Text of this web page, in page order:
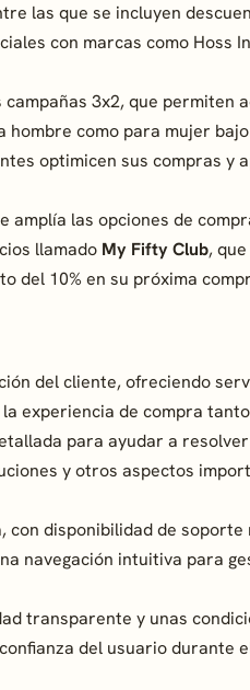
las que se incluyen
con marcas como Hoss
3x2, que permiten
como para mujer
optimicen sus compras y
las opciones de
llamado My Fifty Club,
del 10% en su próxima
del cliente, ofreciendo
experiencia de compra
para ayudar a
y otros aspectos
con disponibilidad de
navegación intuitiva para
transparente y unas
del usuario durante